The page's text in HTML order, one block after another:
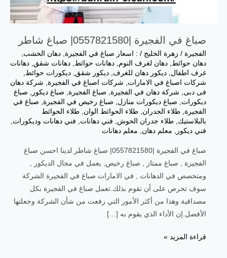
صباغ في الفجيرة |0557821580| صباغ شاطر
الفجيرة / زهرة الخليج / : اسعار صباغ في الفجيرة, دهان الخشب,
دهان حوائط, دهان لغرف النوم, دهانات حوائط, دهانات شقق, دهانات
غرف اطفال, ديكور دهان للغرف, ديكور شقق, ديكورات حوائط,
شركات اصباغ في الامارات, شركات اصباغ في الفجيرة, شركة دهان
فى دبى, شركة دهان في الفجيرة, صباغ الفجيرة, صباغ ديكور , صباغ
ديكورات, صباغ ديكورات منازل, صباغ رخيص في الفجيرة, صباغ في
الفجيرة, طلاء الجدران, طلاء الحوائط الوان, طلاء الحوائط
بالبلاستيك, طلاء جدران الحوش, فني دهانات, فني دهانات وديكورات,
فني ديكور , معلم دهان, معلم دهانات
صباغ في الفجيرة |0557821580| صباغ شاطر لدينا احسن صباغ
الفجيرة , صباغ ممتاز , صباغ رخيص, يعمل في مجال الديكور ,
ومتخصص في الدهانات , في الامارات صباغ في الفجيرة الشركة
سوف تحرص على أن تقوم بذلك.تعمل صباغ في الفجيرة بكل
مصداقية وهذا من أكثر الأمور التي رفعت من شأن الشركة وجعلتها
الأفضل.إن الأداء الذي يقوم به […]
قراءة المزيد »